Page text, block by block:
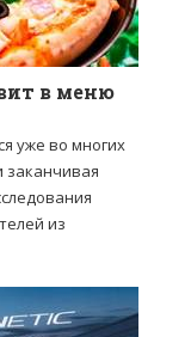
в меню
уже во многих
заканчивая
из